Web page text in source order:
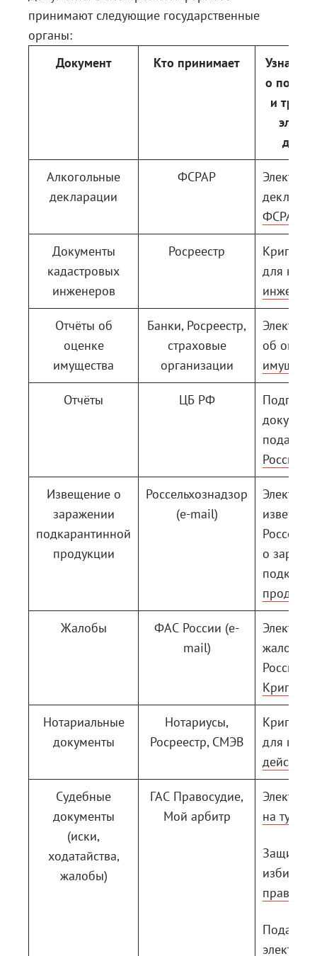
принимают следующие государственные
органы:
Документ
Кто принимает
Узнать
о
и
Алкогольные
декларации
ФСРАР
ФСРАР
Документы
кадастровых
инженеров
Росреестр
для
Отчёты об
оценке
имущества
Банки, Росреестр,
страховые
организации
об
Отчёты ЦБ РФ
подачи в
России
Извещение о
заражении
подкарантинной
продукции
Россельхознадзор
(e-mail)
о
Жалобы
ФАС России (e-
mail)
жалоба
России с
Нотариальные
документы
Нотариусы,
Росреестр, СМЭВ
для
действий
Судебные
документы
(иски,
ходатайства,
жалобы)
ГАС Правосудие,
Мой арбитр
на
Защита
прав
Подача